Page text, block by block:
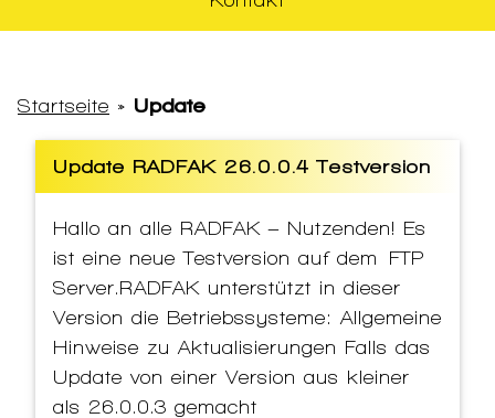
Startseite » Update
Update RADFAK 26.0.0.4 Testversion
Hallo an alle RADFAK – Nutzenden! Es
ist eine neue Testversion auf dem FTP
Server.RADFAK unterstützt in dieser
Version die Betriebssysteme: Allgemeine
Hinweise zu Aktualisierungen Falls das
Update von einer Version aus kleiner
als 26.0.0.3 gemacht